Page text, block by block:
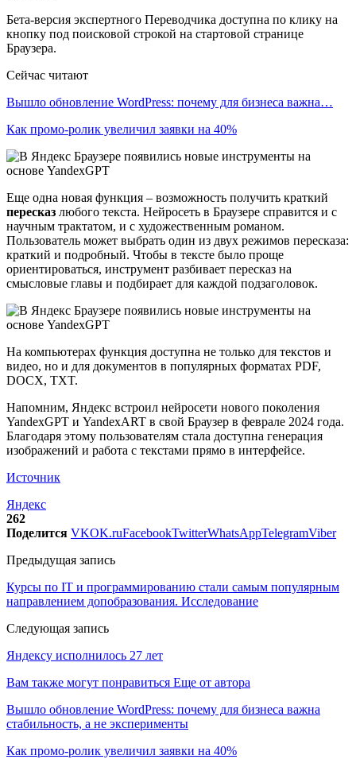
Бета-версия экспертного Переводчика доступна по клику на
кнопку под поисковой строкой на стартовой странице
Браузера.
Сейчас читают
Вышло обновление WordPress: почему для бизнеса важна…
Как промо-ролик увеличил заявки на 40%
Еще одна новая функция – возможность получить краткий
пересказ любого текста. Нейросеть в Браузере справится и с
научным трактатом, и с художественным романом.
Пользователь может выбрать один из двух режимов пересказа:
краткий и подробный. Чтобы в тексте было проще
ориентироваться, инструмент разбивает пересказ на
смысловые главы и подбирает для каждой подзаголовок.
На компьютерах функция доступна не только для текстов и
видео, но и для документов в популярных форматах PDF,
DOCX, TXT.
Напомним, Яндекс встроил нейросети нового поколения
YandexGPT и YandexART в свой Браузер в феврале 2024 года.
Благодаря этому пользователям стала доступна генерация
изображений и работа с текстами прямо в интерфейсе.
Источник
Яндекс
262
Поделится VKOK.ruFacebookTwitterWhatsAppTelegramViber
Предыдущая запись
Курсы по IT и программированию стали самым популярным
направлением допобразования. Исследование
Следующая запись
Яндексу исполнилось 27 лет
Вам также могут понравиться Еще от автора
Вышло обновление WordPress: почему для бизнеса важна
стабильность, а не эксперименты
Как промо-ролик увеличил заявки на 40%